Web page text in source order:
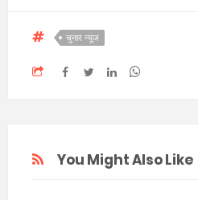
चुनार न्यूज
You Might Also Like